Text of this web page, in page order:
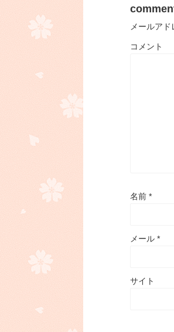
メールア
コメント
名前 *
メール *
サイト